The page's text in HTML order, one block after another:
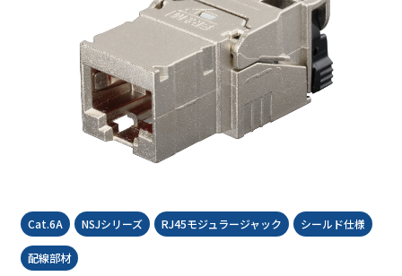
Cat.6A NSJシリーズ RJ45モジュラージャック シールド仕様
配線部材